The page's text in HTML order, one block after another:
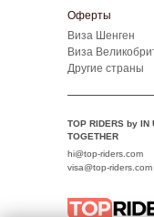
Виза Шенген
Виза
Другие страны
Оферты
TOP RIDERS by IN
TOGETHER
hi@top-riders.com
visa@top-riders.com